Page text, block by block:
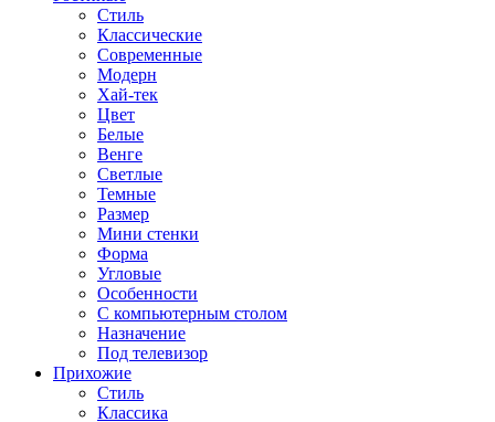
Стиль
Классические
Современные
Модерн
Хай-тек
Цвет
Белые
Венге
Светлые
Темные
Размер
Мини стенки
Форма
Угловые
Особенности
С компьютерным столом
Назначение
Под телевизор
Прихожие
Стиль
Классика